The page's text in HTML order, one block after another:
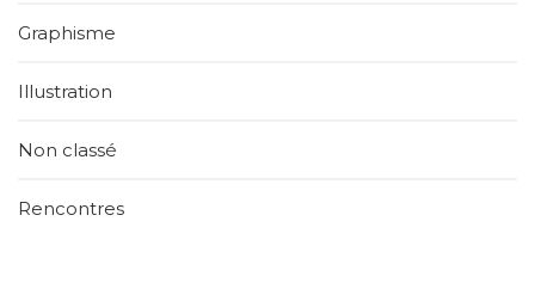
Graphisme
Illustration
Non classé
Rencontres